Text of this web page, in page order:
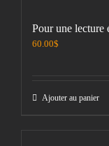
Pour une lecture
60.00$
Ajouter au panier